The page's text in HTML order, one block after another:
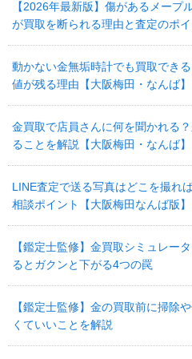
【2026年最新版】傷があるメープ
が買取を断られる理由と査定のポイ
動かない金無垢時計でも買取でき
値が残る理由【大阪梅田・なんば】
金買取で店員さんに何を聞かれる
ることを解説【大阪梅田・なんば】
LINE査定で送る写真はどこを撮れ
相談ポイント【大阪梅田なんば版】
【鑑定士監修】金買取シミュレー
るとガクンと下がる4つの罠
【鑑定士監修】金の買取前に掃除
くていいことを解説